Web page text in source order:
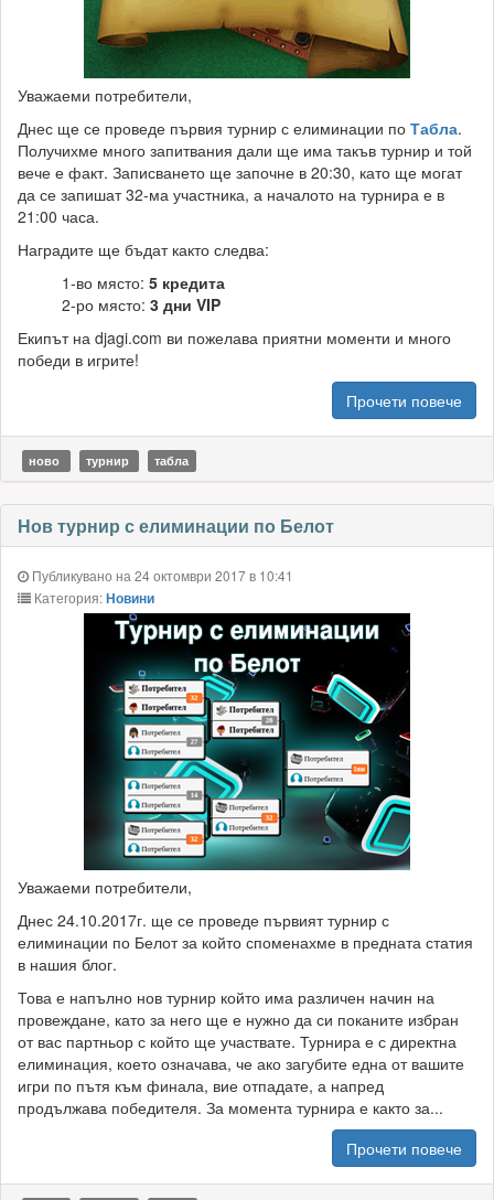
Уважаеми потребители,
Днес ще се проведе първия турнир с елиминации по Табла.
Получихме много запитвания дали ще има такъв турнир и той
вече е факт. Записването ще започне в 20:30, като ще могат
да се запишат 32-ма участника, а началото на турнира е в
21:00 часа.
Наградите ще бъдат както следва:
1-во място: 5 кредита
2-ро място: 3 дни VIP
Екипът на djagi.com ви пожелава приятни моменти и много
победи в игрите!
Прочети повече
ново турнир табла
Нов турнир с елиминации по Белот
Публикувано на 24 октомври 2017 в 10:41
Категория:Новини
Уважаеми потребители,
Днес 24.10.2017г. ще се проведе първият турнир с
елиминации по Белот за който споменахме в предната статия
в нашия блог.
Това е напълно нов турнир който има различен начин на
провеждане, като за него ще е нужно да си поканите избран
от вас партньор с който ще участвате. Турнира е с директна
елиминация, което означава, че ако загубите една от вашите
игри по пътя към финала, вие отпадате, а напред
продължава победителя. За момента турнира е както за...
Прочети повече